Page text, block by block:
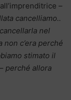
–
cancelliamo..
nel
c’era perché
stimato il
perché allora